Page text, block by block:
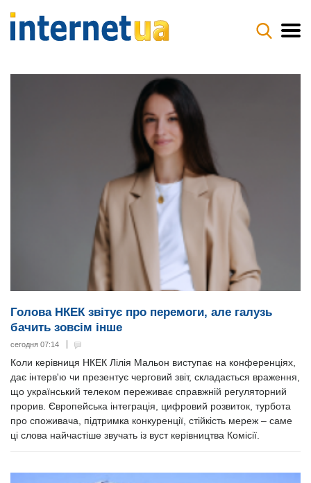
Голова НКЕК звітує про перемоги, але галузь
бачить зовсім інше
сегодня 07:14
Коли керівниця НКЕК Лілія Мальон виступає на конференціях,
дає інтерв'ю чи презентує черговий звіт, складається враження,
що український телеком переживає справжній регуляторний
прорив. Європейська інтеграція, цифровий розвиток, турбота
про споживача, підтримка конкуренції, стійкість мереж – саме
ці слова найчастіше звучать із вуст керівництва Комісії.